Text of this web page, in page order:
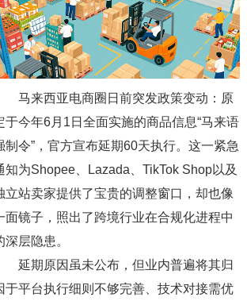
马来西亚电商圈日前突发政策变动：原
于今年6月1日全面实施的商品信息“马来语
制令”，官方宣布延期60天执行。这一紧急
知为Shopee、Lazada、TikTok Shop以及
立站卖家提供了宝贵的调整窗口，却也像
面镜子，照出了跨境行业在合规化进程中
深层隐患。
延期原因虽未公布，但业内普遍将其归
于平台执行细则不够完善、技术对接需优